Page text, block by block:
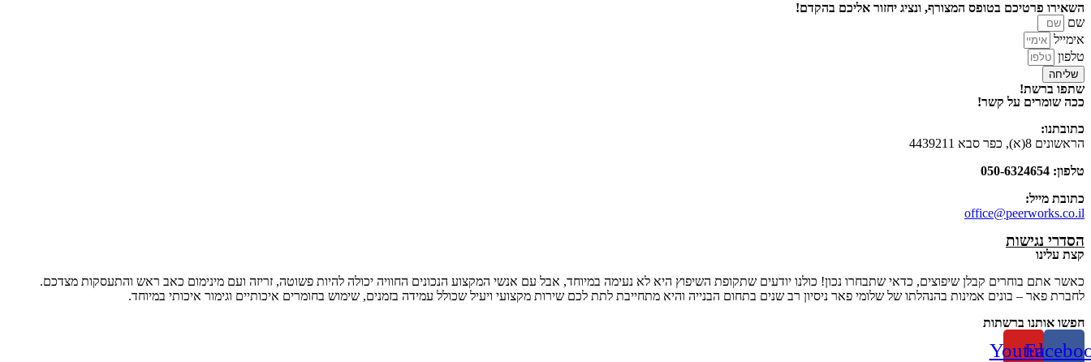
השאירו פרטיכם בטופס המצורף, ונציג יחזור אליכם בהקדם!
שם
אימייל
טלפון
שליחה
שתפו ברשת!
ככה שומרים על קשר!
כתובתנו:
הראשונים 8(א), כפר סבא 4439211
טלפון: 050-6324654
כתובת מייל:
office@peerworks.co.il
הסדרי נגישות
קצת עלינו
כאשר אתם בוחרים קבלן שיפוצים, כדאי שתבחרו נכון! כולנו יודעים שתקופת השיפוץ היא לא נעימה במיוחד, אבל עם אנשי המקצוע הנכונים החוויה יכולה להיות פשוטה, זריזה ועם מינימום כאב ראש והתעסקות מצדכם.
לחברת פאר – בונים אמינות בהנהלתו של שלומי פאר ניסיון רב שנים בתחום הבנייה והיא מתחייבת לתת לכם שירות מקצועי ויעיל שכולל עמידה בזמנים, שימוש בחומרים איכותיים וגימור איכותי במיוחד.
חפשו אותנו ברשתות
Youtube